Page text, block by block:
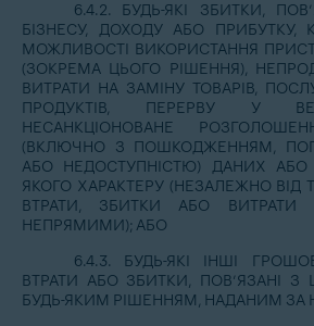
6.4.2. БУДЬ-ЯКІ ЗБИТКИ,
БІЗНЕСУ, ДОХОДУ АБО ПРИБУТКУ,
МОЖЛИВОСТІ ВИКОРИСТАННЯ
(ЗОКРЕМА ЦЬОГО РІШЕННЯ),
ВИТРАТИ НА ЗАМІНУ ТОВАРІВ,
ПРОДУКТІВ, ПЕРЕРВУ У
НЕСАНКЦІОНОВАНЕ
(ВКЛЮЧНО З ПОШКОДЖЕННЯМ,
АБО НЕДОСТУПНІСТЮ) ДАНИХ АБО
ЯКОГО ХАРАКТЕРУ (НЕЗАЛЕЖНО ВІД
ВТРАТИ, ЗБИТКИ АБО
НЕПРЯМИМИ); АБО
6.4.3. БУДЬ-ЯКІ ІНШІ
ВТРАТИ АБО ЗБИТКИ, ПОВ’ЯЗАНІ
БУДЬ-ЯКИМ РІШЕННЯМ, НАДАНИМ ЗА